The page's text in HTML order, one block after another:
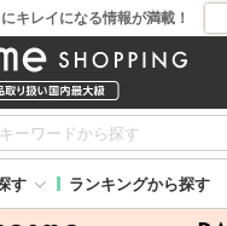
キレイになる情報が満載！
す ランキングから探す